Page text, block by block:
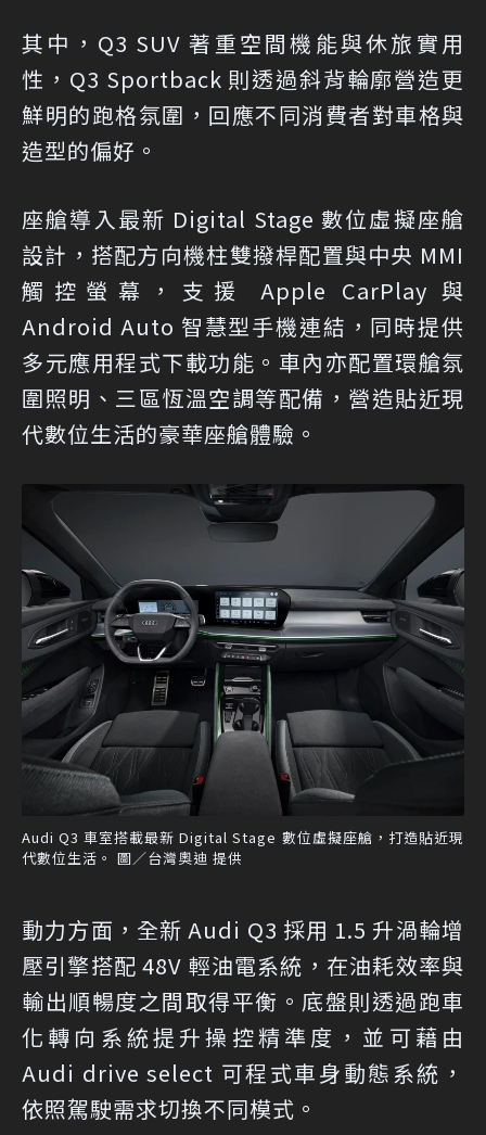
其中，Q3 SUV 著重空間機能與休旅實用
性，Q3 Sportback 則透過斜背輪廓營造更
鮮明的跑格氛圍，回應不同消費者對車格與
造型的偏好。
座艙導入最新 Digital Stage 數位虛擬座艙
設計，搭配方向機柱雙撥桿配置與中央 MMI
觸控螢幕，支援 Apple CarPlay 與
Android Auto 智慧型手機連結，同時提供
多元應用程式下載功能。車內亦配置環艙氛
圍照明、三區恆溫空調等配備，營造貼近現
代數位生活的豪華座艙體驗。
Audi Q3 車室搭載最新 Digital Stage 數位虛擬座艙，打造貼近現
代數位生活。 圖／台灣奧迪 提供
動力方面，全新 Audi Q3 採用 1.5 升渦輪增
壓引擎搭配 48V 輕油電系統，在油耗效率與
輸出順暢度之間取得平衡。底盤則透過跑車
化轉向系統提升操控精準度，並可藉由
Audi drive select 可程式車身動態系統，
依照駕駛需求切換不同模式。